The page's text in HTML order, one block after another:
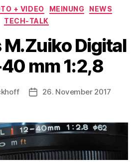
Kategorien
+ VIDEO MEINUNG
NEWS
TECH-TALK
Digital
40 mm 1:2,8
Veröffentlichungsdatum
26. November 2017